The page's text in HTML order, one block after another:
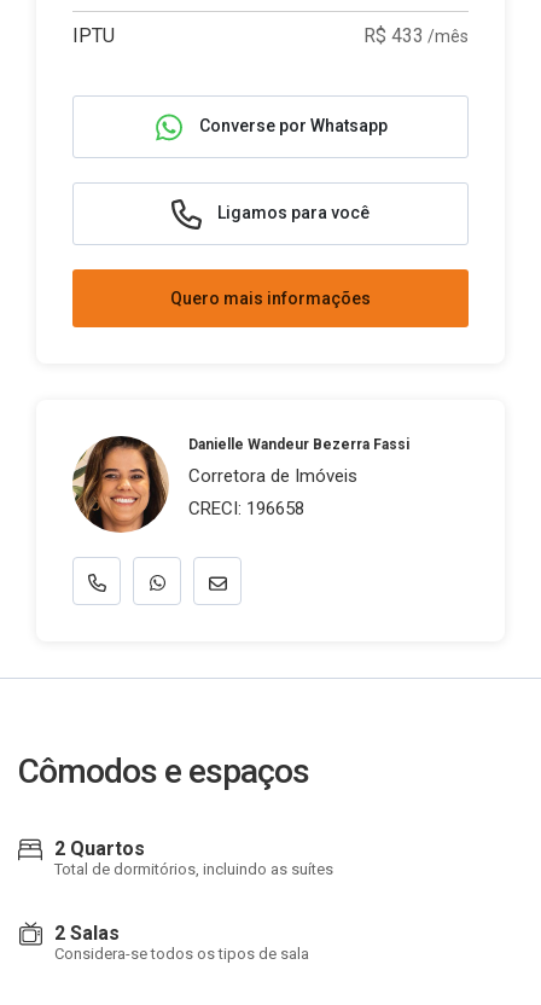
IPTU R$ 433 /mês
Converse por Whatsapp
Ligamos para você
Quero mais informações
Danielle Wandeur Bezerra Fassi
Corretora de Imóveis
CRECI: 196658
Cômodos e espaços
2 Quartos
Total de dormitórios, incluindo as suítes
2 Salas
Considera-se todos os tipos de sala